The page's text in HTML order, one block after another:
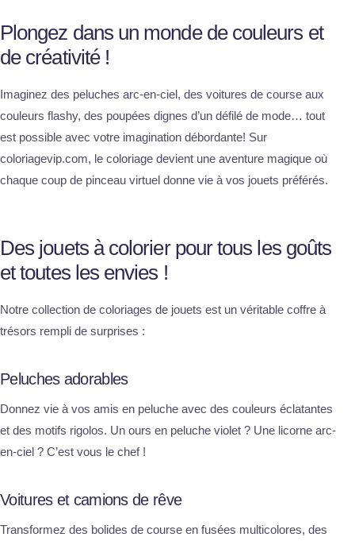
Plongez dans un monde de couleurs et
de créativité !
Imaginez des peluches arc-en-ciel, des voitures de course aux
couleurs flashy, des poupées dignes d’un défilé de mode… tout
est possible avec votre imagination débordante! Sur
coloriagevip.com, le coloriage devient une aventure magique où
chaque coup de pinceau virtuel donne vie à vos jouets préférés.
Des jouets à colorier pour tous les goûts
et toutes les envies !
Notre collection de coloriages de jouets est un véritable coffre à
trésors rempli de surprises :
Peluches adorables
Donnez vie à vos amis en peluche avec des couleurs éclatantes
et des motifs rigolos. Un ours en peluche violet ? Une licorne arc-
en-ciel ? C’est vous le chef !
Voitures et camions de rêve
Transformez des bolides de course en fusées multicolores, des